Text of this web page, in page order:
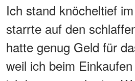
Ich stand knöcheltief
starrte auf den
hatte genug Geld für
weil ich beim